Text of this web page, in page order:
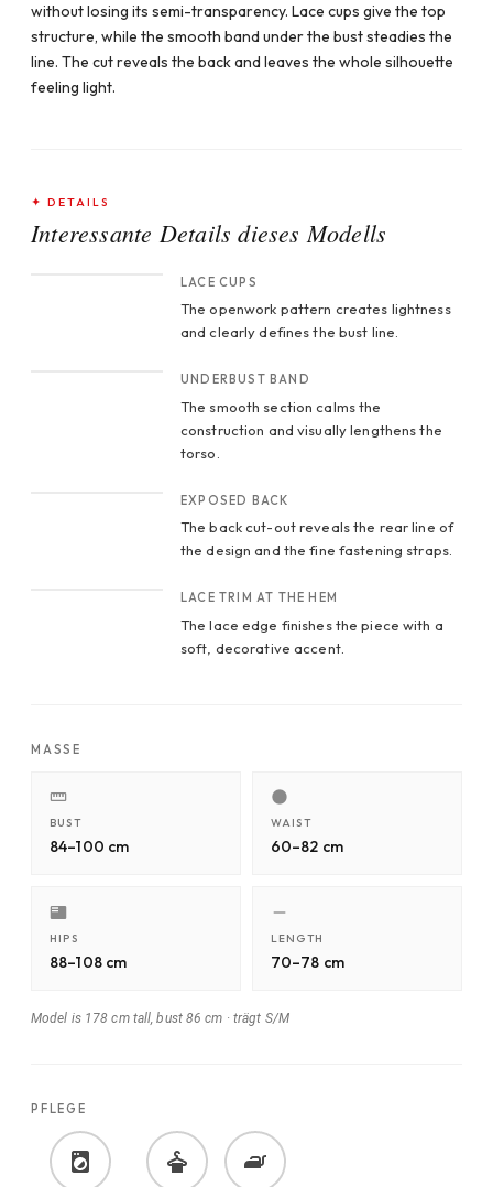
without losing its semi-transparency. Lace cups give the top
structure, while the smooth band under the bust steadies the
line. The cut reveals the back and leaves the whole silhouette
feeling light.
✦ DETAILS
Interessante Details dieses Modells
LACE CUPS
The openwork pattern creates lightness
and clearly defines the bust line.
UNDERBUST BAND
The smooth section calms the
construction and visually lengthens the
torso.
EXPOSED BACK
The back cut-out reveals the rear line of
the design and the fine fastening straps.
LACE TRIM AT THE HEM
The lace edge finishes the piece with a
soft, decorative accent.
MASSE
BUST
84–100 cm
WAIST
60–82 cm
HIPS
88–108 cm
LENGTH
70–78 cm
Model is 178 cm tall, bust 86 cm · trägt S/M
PFLEGE